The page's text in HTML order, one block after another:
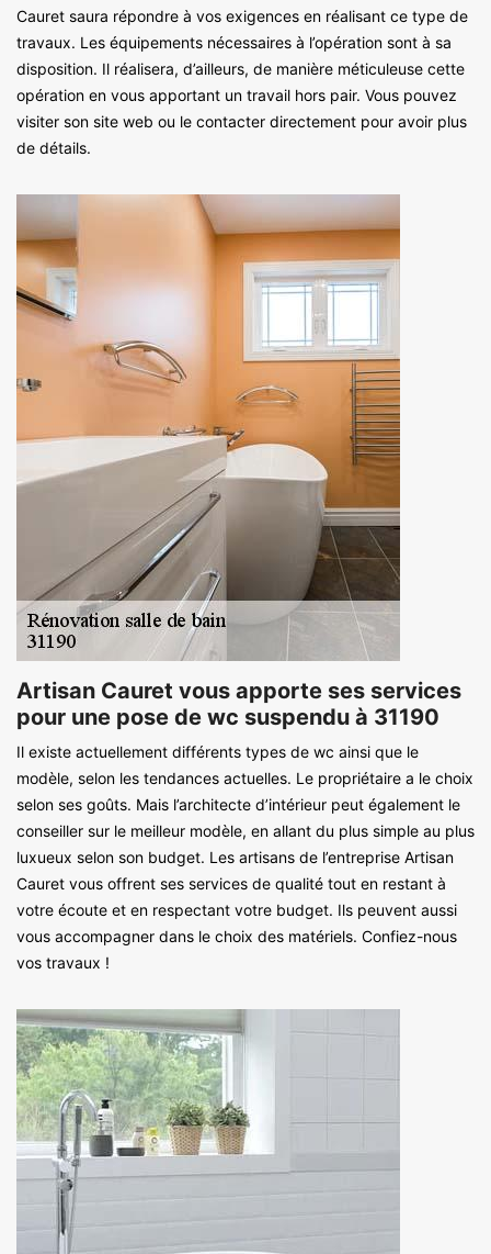
Cauret saura répondre à vos exigences en réalisant ce type de
travaux. Les équipements nécessaires à l’opération sont à sa
disposition. Il réalisera, d’ailleurs, de manière méticuleuse cette
opération en vous apportant un travail hors pair. Vous pouvez
visiter son site web ou le contacter directement pour avoir plus
de détails.
Artisan Cauret vous apporte ses services
pour une pose de wc suspendu à 31190
Il existe actuellement différents types de wc ainsi que le
modèle, selon les tendances actuelles. Le propriétaire a le choix
selon ses goûts. Mais l’architecte d’intérieur peut également le
conseiller sur le meilleur modèle, en allant du plus simple au plus
luxueux selon son budget. Les artisans de l’entreprise Artisan
Cauret vous offrent ses services de qualité tout en restant à
votre écoute et en respectant votre budget. Ils peuvent aussi
vous accompagner dans le choix des matériels. Confiez-nous
vos travaux !